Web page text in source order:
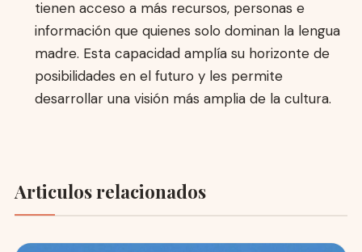
tienen acceso a más recursos, personas e
información que quienes solo dominan la lengua
madre. Esta capacidad amplía su horizonte de
posibilidades en el futuro y les permite
desarrollar una visión más amplia de la cultura.
Articulos relacionados